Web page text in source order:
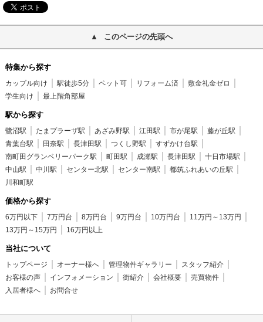
このページの先頭へ
特集から探す
カップル向け 駅徒歩5分 ペット可 リフォーム済
敷金礼金ゼロ
学生向け
最上階角部屋
駅から探す
鷺沼駅 たまプラーザ駅 あざみ野駅 江田駅 市が尾駅
藤が丘駅
青葉台駅
田奈駅 長津田駅 つくし野駅
すずかけ台駅
南町田グランベリーパーク駅
町田駅 成瀬駅 長津田駅
十日市場駅
中山駅
中川駅 センター北駅 センター南駅
都筑ふれあいの丘駅
川和町駅
価格から探す
6万円以下 7万円台 8万円台 9万円台 10万円台
11万円～13万円
13万円～15万円
16万円以上
当社について
トップページ オーナー様へ 管理物件ギャラリー
スタッフ紹介
お客様の声
インフォメーション 街紹介 会社概要
売買物件
入居者様へ
お問合せ